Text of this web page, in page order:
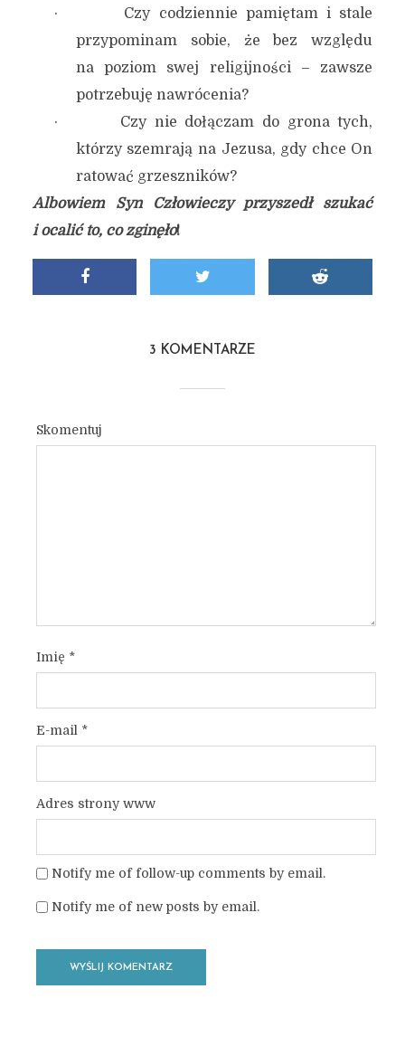
· Czy codziennie pamiętam i stale
przypominam sobie, że bez względu
na poziom swej religijności – zawsze
potrzebuję nawrócenia?
· Czy nie dołączam do grona tych,
którzy szemrają na Jezusa, gdy chce On
ratować grzeszników?
Albowiem Syn Człowieczy przyszedł szukać
i ocalić to, co zginęło!
3 KOMENTARZE
Skomentuj
Imię *
E-mail *
Adres strony www
Notify me of follow-up comments by email.
Notify me of new posts by email.